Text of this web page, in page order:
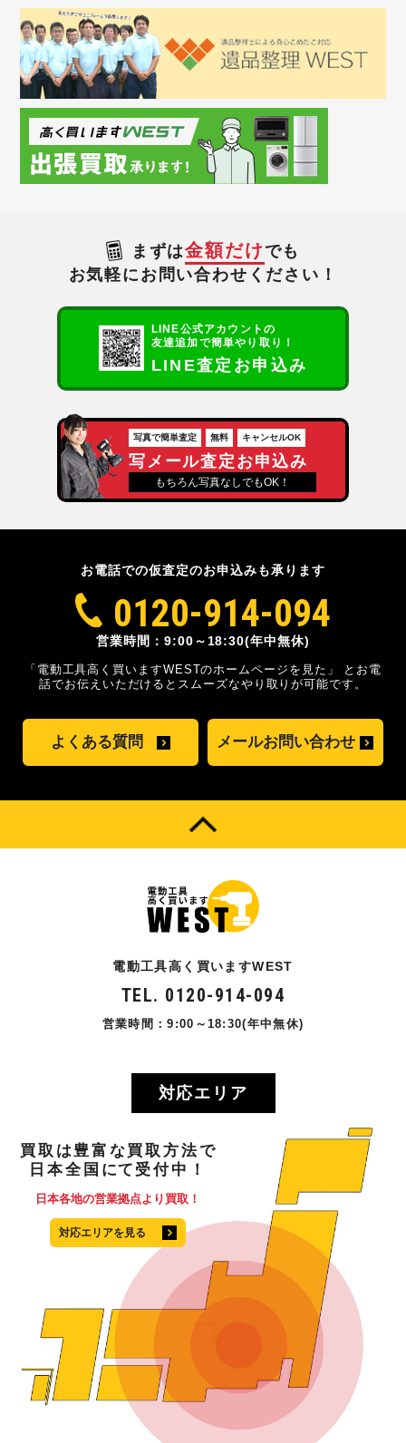
まずは金額だけ でも
お気軽にお問い合わせください！
LINE公式アカウントの
友達追加で簡単やり取り！
LINE査定お申込み
写真で簡単査定 無料 キャンセルOK
写メール査定お申込み
もちろん写真なしでもOK！
お電話での仮査定のお申込みも承ります
0120-914-094
営業時間：9:00～18:30(年中無休)
「電動工具高く買いますWESTのホームページを見た」
とお電
話でお伝えいただけるとスムーズなやり取りが可能です。
よくある質問 メールお問い合わせ
電動工具高く買いますWEST
TEL. 0120-914-094
営業時間：9:00～18:30(年中無休)
対応エリア
買取 は豊富な買取方法で
日本全国 にて 受付中！
日本各地の営業拠点より買取！
対応エリアを見る